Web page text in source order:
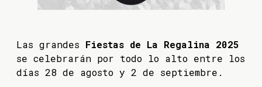
Las grandes Fiestas de La Regalina 2025
se celebrarán por todo lo alto entre los
días 28 de agosto y 2 de septiembre.